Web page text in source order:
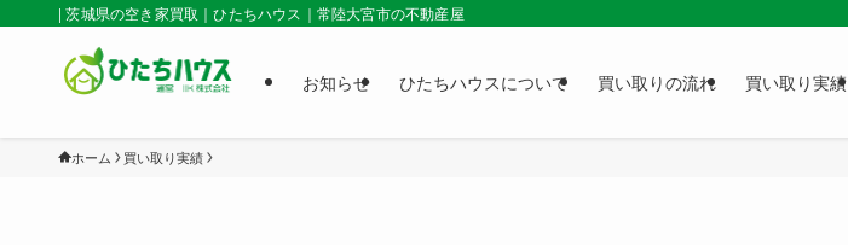
| 茨城県の空き家買取｜ひたちハウス｜常陸大宮市の不動産屋
お知らせ ひたちハウスについて 買い取りの流れ 買い取り実績
ホーム 買い取り実績